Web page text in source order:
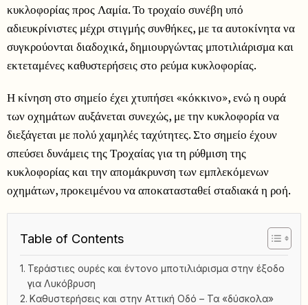
κυκλοφορίας προς Λαμία. Το τροχαίο συνέβη υπό
αδιευκρίνιστες μέχρι στιγμής συνθήκες, με τα αυτοκίνητα να
συγκρούονται διαδοχικά, δημιουργώντας μποτιλιάρισμα και
εκτεταμένες καθυστερήσεις στο ρεύμα κυκλοφορίας.
Η κίνηση στο σημείο έχει χτυπήσει «κόκκινο», ενώ η ουρά
των οχημάτων αυξάνεται συνεχώς, με την κυκλοφορία να
διεξάγεται με πολύ χαμηλές ταχύτητες. Στο σημείο έχουν
σπεύσει δυνάμεις της Τροχαίας για τη ρύθμιση της
κυκλοφορίας και την απομάκρυνση των εμπλεκόμενων
οχημάτων, προκειμένου να αποκατασταθεί σταδιακά η ροή.
Table of Contents
Τεράστιες ουρές και έντονο μποτιλιάρισμα στην έξοδο
για Λυκόβρυση
Kαθυστερήσεις και στην Αττική Οδό – Τα «δύσκολα»